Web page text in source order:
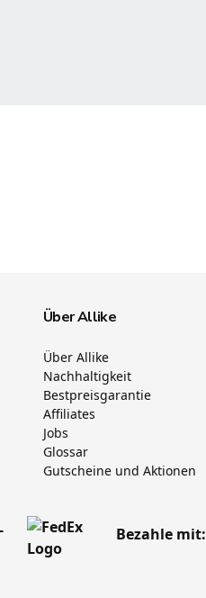
Über Allike
Über Allike
Nachhaltigkeit
Bestpreisgarantie
Affiliates
Jobs
Glossar
Gutscheine und Aktionen
Bezahle mit: